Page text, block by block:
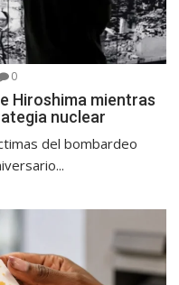
0
Hiroshima mientras
nuclear
del bombardeo